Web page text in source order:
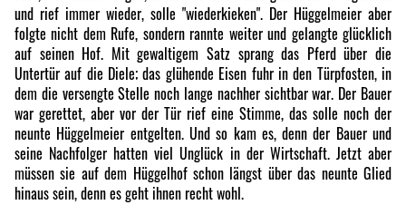
und rief immer wieder, solle "wiederkieken". Der Hüggelmeier aber
folgte nicht dem Rufe, sondern rannte weiter und gelangte glücklich
auf seinen Hof. Mit gewaltigem Satz sprang das Pferd über die
Untertür auf die Diele; das glühende Eisen fuhr in den Türpfosten, in
dem die versengte Stelle noch lange nachher sichtbar war. Der Bauer
war gerettet, aber vor der Tür rief eine Stimme, das solle noch der
neunte Hüggelmeier entgelten. Und so kam es, denn der Bauer und
seine Nachfolger hatten viel Unglück in der Wirtschaft. Jetzt aber
müssen sie auf dem Hüggelhof schon längst über das neunte Glied
hinaus sein, denn es geht ihnen recht wohl.